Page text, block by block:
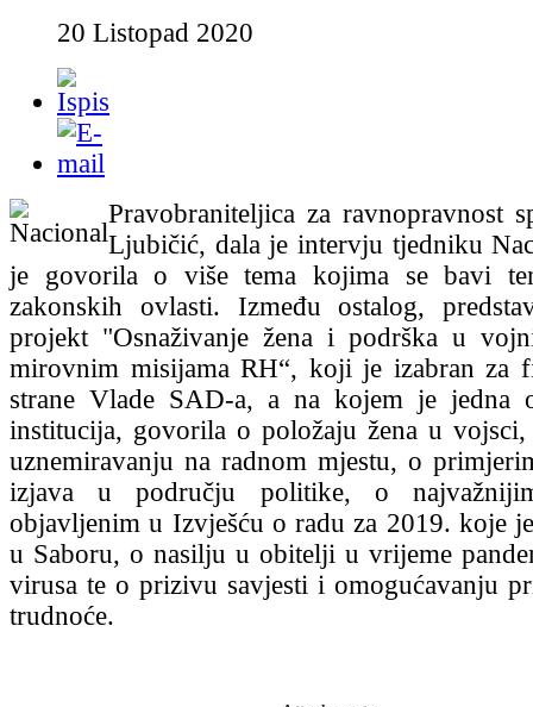
20 Listopad 2020
Pravobraniteljica za ravnopravnost
Ljubičić, dala je intervju tjedniku
je govorila o više tema kojima se bavi
zakonskih ovlasti. Između ostalog,
projekt "Osnaživanje žena i podrška u
mirovnim misijama RH“, koji je izabran za
strane Vlade SAD-a, a na kojem je jedna
institucija, govorila o položaju žena u vojsci,
uznemiravanju na radnom mjestu, o
izjava u području politike, o
objavljenim u Izvješću o radu za 2019. koje
u Saboru, o nasilju u obitelji u vrijeme
virusa te o prizivu savjesti i omogućavanju
trudnoće.